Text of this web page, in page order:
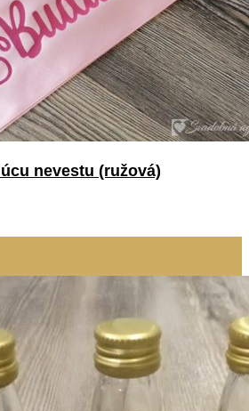
nevestu (ružová)